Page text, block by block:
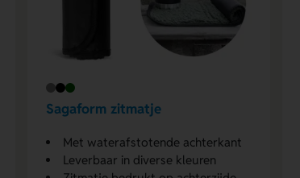
Sagaform zitmatje
Met waterafstotende achterkant
Leverbaar in diverse kleuren